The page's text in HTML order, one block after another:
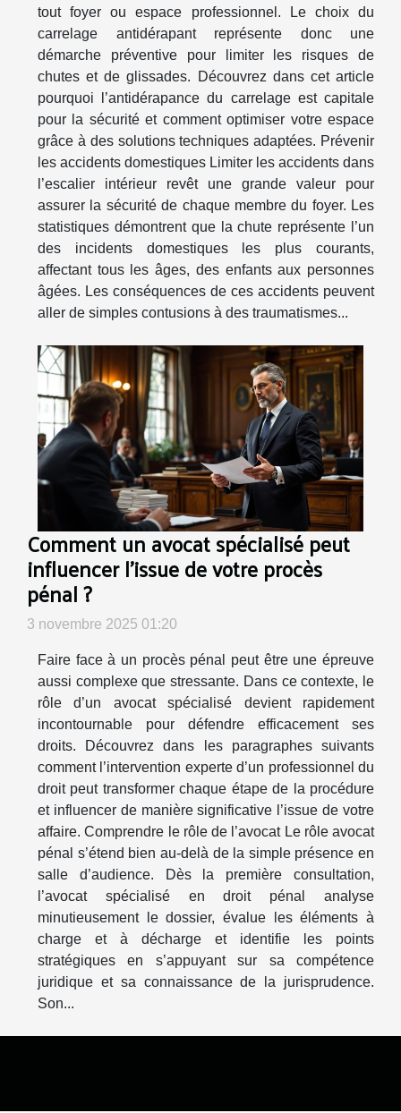
tout foyer ou espace professionnel. Le choix du
carrelage antidérapant représente donc une
démarche préventive pour limiter les risques de
chutes et de glissades. Découvrez dans cet article
pourquoi l’antidérapance du carrelage est capitale
pour la sécurité et comment optimiser votre espace
grâce à des solutions techniques adaptées. Prévenir
les accidents domestiques Limiter les accidents dans
l’escalier intérieur revêt une grande valeur pour
assurer la sécurité de chaque membre du foyer. Les
statistiques démontrent que la chute représente l’un
des incidents domestiques les plus courants,
affectant tous les âges, des enfants aux personnes
âgées. Les conséquences de ces accidents peuvent
aller de simples contusions à des traumatismes...
Comment un avocat spécialisé peut
influencer l'issue de votre procès
pénal ?
3 novembre 2025 01:20
Faire face à un procès pénal peut être une épreuve
aussi complexe que stressante. Dans ce contexte, le
rôle d’un avocat spécialisé devient rapidement
incontournable pour défendre efficacement ses
droits. Découvrez dans les paragraphes suivants
comment l’intervention experte d’un professionnel du
droit peut transformer chaque étape de la procédure
et influencer de manière significative l’issue de votre
affaire. Comprendre le rôle de l’avocat Le rôle avocat
pénal s’étend bien au-delà de la simple présence en
salle d’audience. Dès la première consultation,
l’avocat spécialisé en droit pénal analyse
minutieusement le dossier, évalue les éléments à
charge et à décharge et identifie les points
stratégiques en s’appuyant sur sa compétence
juridique et sa connaissance de la jurisprudence.
Son...